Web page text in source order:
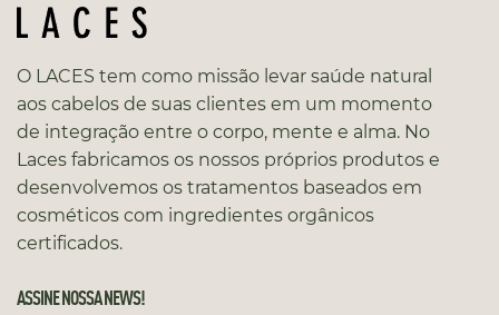
O LACES tem como missão levar saúde natural
aos cabelos de suas clientes em um momento
de integração entre o corpo, mente e alma. No
Laces fabricamos os nossos próprios produtos e
desenvolvemos os tratamentos baseados em
cosméticos com ingredientes orgânicos
certificados.
ASSINE NOSSA NEWS!